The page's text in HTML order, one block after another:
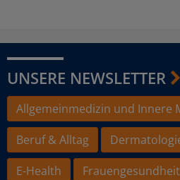
UNSERE NEWSLETTER
Allgemeinmedizin und Innere
Beruf & Alltag
E-Health
Frauengesundheit